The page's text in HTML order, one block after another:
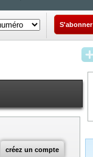
S'abonner
créez un compte